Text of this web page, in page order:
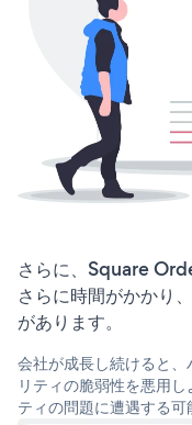
さらに、Square
さらに時間がかかり
があります。
会社が成長し続けると
リティの脆弱性を悪用
ティの問題に遭遇する可